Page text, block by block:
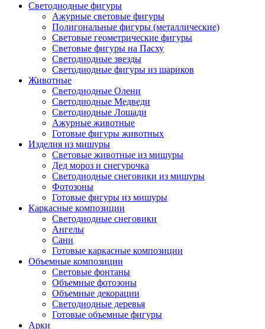
Светодиодные фигуры
Ажурные световые фигуры
Полигональные фигуры (металлические)
Световые геометрические фигуры
Световые фигуры на Пасху
Светодиодные звезды
Светодиодные фигуры из шариков
Животные
Светодиодные Олени
Светодиодные Медведи
Светодиодные Лошади
Ажурные животные
Готовые фигуры животных
Изделия из мишуры
Световые животные из мишуры
Дед мороз и снегурочка
Светодиодные снеговики из мишуры
Фотозоны
Готовые фигуры из мишуры
Каркасные композиции
Светодиодные снеговики
Ангелы
Сани
Готовые каркасные композиции
Объемные композиции
Световые фонтаны
Объемные фотозоны
Объемные декорации
Светодиодные деревья
Готовые объемные фигуры
Арки